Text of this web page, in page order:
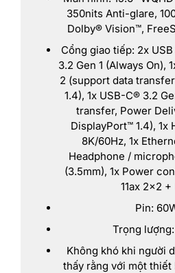
350nits Anti-glare,
Dolby® Vision™,
Cổng giao tiếp: 2x USB
3.2 Gen 1 (Always On),
2 (support data
1.4), 1x USB-C® 3.2
transfer, Power
DisplayPort™ 1.4), 1x
8K/60Hz, 1x
Headphone /
(3.5mm), 1x Power
11ax 2×2 +
Pin:
Trọng
Không khó khi người
thấy rằng với một thiết